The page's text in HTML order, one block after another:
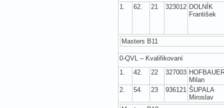
1.
62. 21 323012 DOLNÍK
František
Masters B11
0-QVL – Kvalifikovaní
1.
42. 22 327003
Milan
2.
54. 23 936121 ŠUPALA
Miroslav